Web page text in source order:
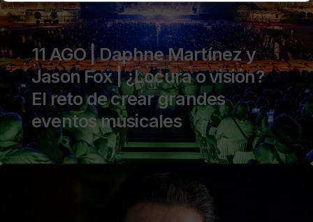
11 AGO | Daphne Martínez y
Jason Fox | ¿Locura o visión?
El reto de crear grandes
eventos musicales